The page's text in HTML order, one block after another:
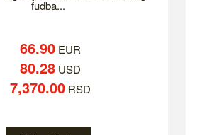
fudba...
66.90EUR
80.28USD
7,370.00RSD